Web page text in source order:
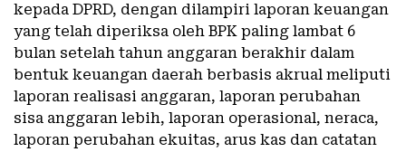
kepada DPRD, dengan dilampiri laporan keuangan
yang telah diperiksa oleh BPK paling lambat 6
bulan setelah tahun anggaran berakhir dalam
bentuk keuangan daerah berbasis akrual meliputi
laporan realisasi anggaran, laporan perubahan
sisa anggaran lebih, laporan operasional, neraca,
laporan perubahan ekuitas, arus kas dan catatan